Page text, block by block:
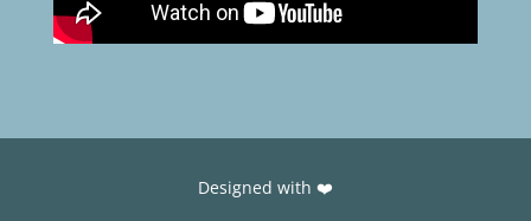
Designed with ❤️